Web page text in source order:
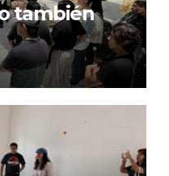
también